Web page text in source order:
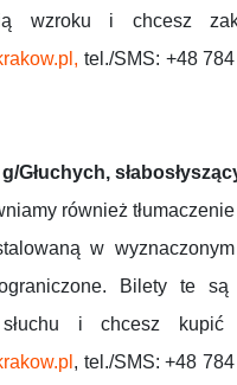
wzroku i chcesz
tel./SMS: +48
Głuchych,
również
w
Bilety te
słuchu i chcesz
, tel./SMS: +48